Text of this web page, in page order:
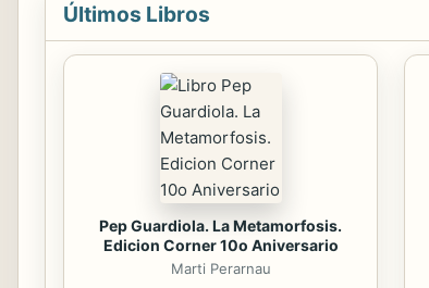
Últimos Libros
Pep Guardiola. La Metamorfosis.
Edicion Corner 10o Aniversario
Marti Perarnau